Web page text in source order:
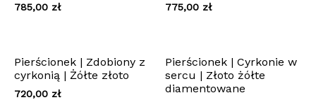
785,00 zł 775,00 zł
Pierścionek | Zdobiony z
cyrkonią | Żółte złoto
720,00 zł
Pierścionek | Cyrkonie w
sercu | Złoto żółte
diamentowane